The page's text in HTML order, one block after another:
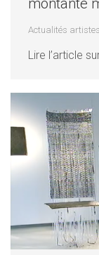
montante
Actualités artistes
Lire l’article